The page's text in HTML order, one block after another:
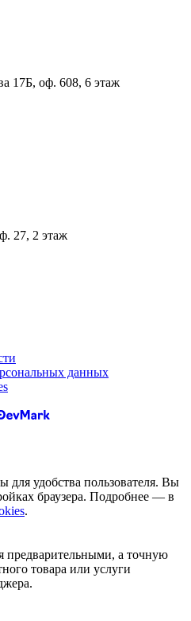
17Б, оф. 608, 6 этаж
27, 2 этаж
данных
для удобства пользователя. Вы
браузера. Подробнее — в
.
предварительными, а точную
товара или услуги